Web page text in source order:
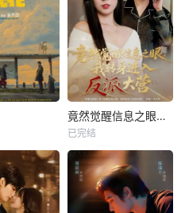
竟然觉醒信息之眼，我转身进入反派大营
已完结